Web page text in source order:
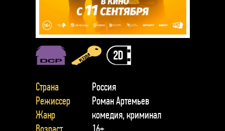
Страна
Россия
Режиссер
Роман Артемьев
Жанр
комедия, криминал